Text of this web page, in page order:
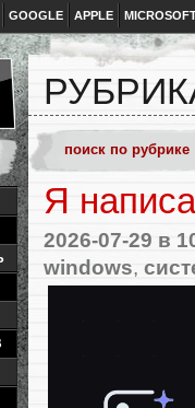
GOOGLE APPLE
Я
2026-07-29 в
windows,